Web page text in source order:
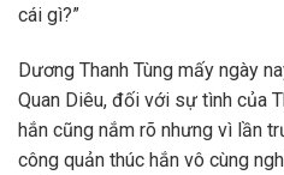
cái gì?”
Dương Thanh Tùng mấy ngày
Quan Diêu, đối với sự tình của
hắn cũng nắm rõ nhưng vì lần
công quản thúc hắn vô cùng